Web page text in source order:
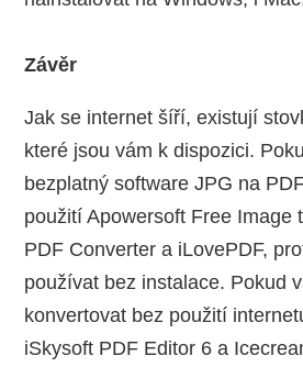
Závěr
Jak se internet šíří, existují
které jsou vám k dispozici.
bezplatný software JPG na
použití Apowersoft Free Image
PDF Converter a iLovePDF,
používat bez instalace. Pokud
konvertovat bez použití
iSkysoft PDF Editor 6 a